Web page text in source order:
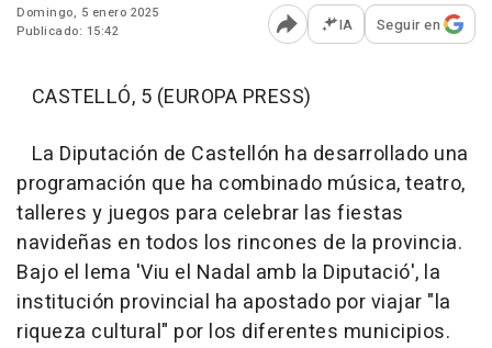
Domingo, 5 enero 2025
Publicado: 15:42
Abrir opciones para
IA Seguir en
CASTELLÓ, 5 (EUROPA PRESS)
La Diputación de Castellón ha desarrollado una
programación que ha combinado música, teatro,
talleres y juegos para celebrar las fiestas
navideñas en todos los rincones de la provincia.
Bajo el lema 'Viu el Nadal amb la Diputació', la
institución provincial ha apostado por viajar "la
riqueza cultural" por los diferentes municipios.